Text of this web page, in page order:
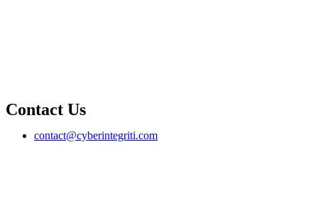
Contact Us
contact@cyberintegriti.com